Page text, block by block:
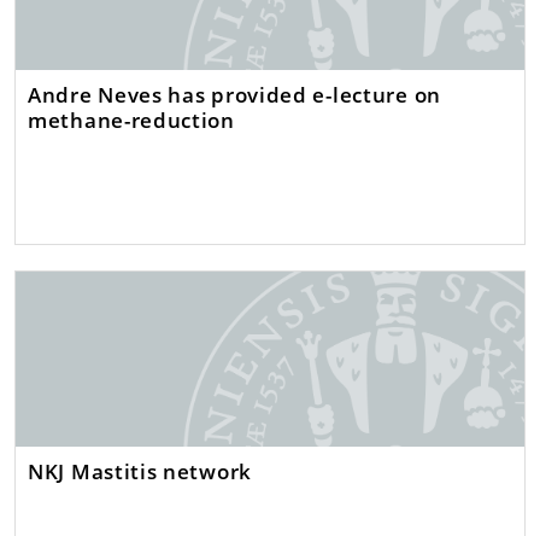
Andre Neves has provided e-lecture on
methane-reduction
NKJ Mastitis network